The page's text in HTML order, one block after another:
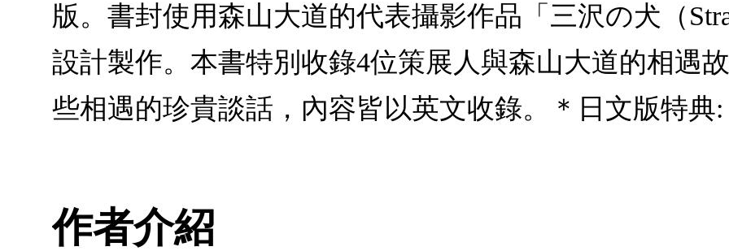
版。書封使用森山大道的代表攝影作品「三沢の犬（
設計製作。本書特別收錄4位策展人與森山大道的相遇
些相遇的珍貴談話，內容皆以英文收錄。＊日文版特典
作者介紹